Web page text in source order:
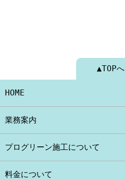
▲TOPへ
HOME
業務案内
プログリーン施工について
料金について